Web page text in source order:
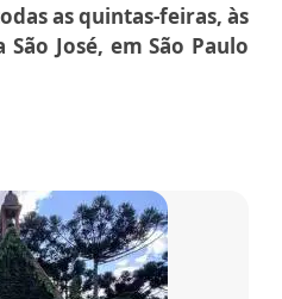
as quintas-feiras, às
José, em São Paulo